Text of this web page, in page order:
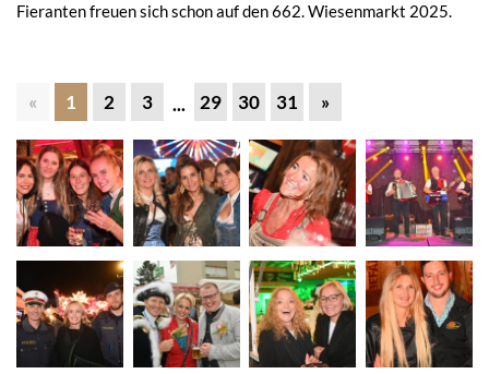
Fieranten freuen sich schon auf den 662. Wiesenmarkt 2025.
« 1 2 3 ... 29 30 31 »